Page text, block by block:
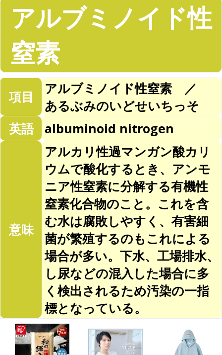
アルブミノイド性
窒素
項目
アルブミノイド性窒素 ／
あるぶみのいどせいちっそ
英語
albuminoid nitrogen
意味
アルカリ性過マンガン酸カリ
ウムで酸化するとき、アンモ
ニア性窒素に分解する有機性
窒素化合物のこと。これを含
む水は腐敗しやすく、有害細
菌が繁殖するのもこれによる
場合が多い。下水、工場排水、
し尿などの混入した場合に多
く検出されるため汚染の一指
標となっている。